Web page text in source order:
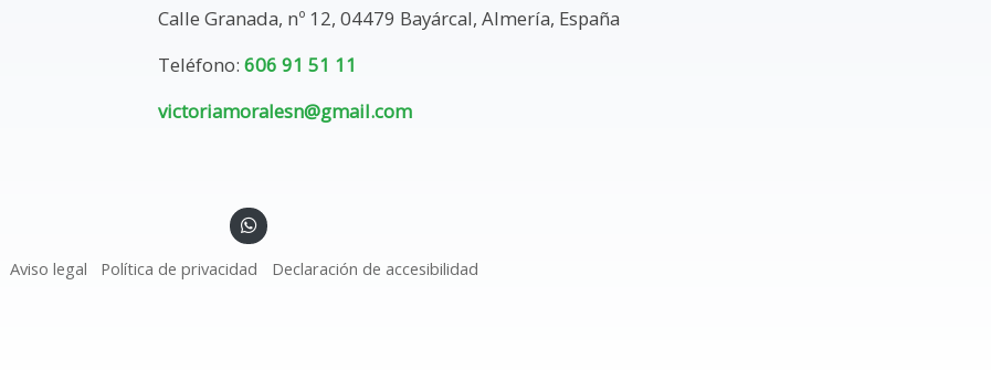
Calle Granada, nº 12, 04479 Bayárcal, Almería, España
Teléfono: 606 91 51 11
victoriamoralesn@gmail.com
Aviso legal Política de privacidad Declaración de accesibilidad